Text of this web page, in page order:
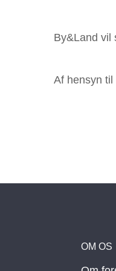
By&Land vil
Af hensyn til
OM OS